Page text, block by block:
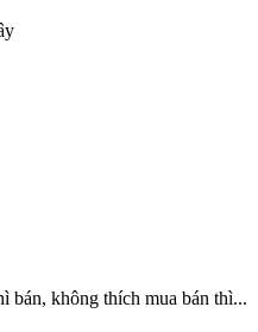
bán, không thích mua bán thì...